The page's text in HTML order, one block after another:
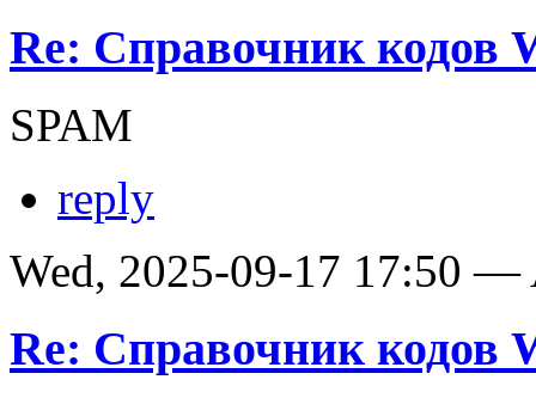
Re: Справочник кодов
SPAM
reply
Wed, 2025-09-17 17:50 —
Re: Справочник кодов